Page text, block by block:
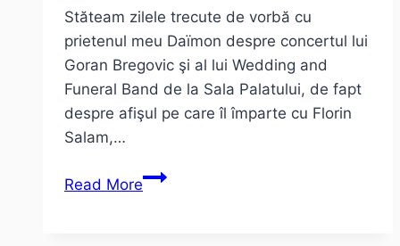
Stăteam zilele trecute de vorbă cu
prietenul meu Daïmon despre concertul lui
Goran Bregovic şi al lui Wedding and
Funeral Band de la Sala Palatului, de fapt
despre afişul pe care îl împarte cu Florin
Salam,…
Read MoreGoran